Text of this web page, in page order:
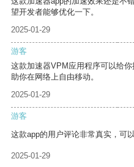
望开发者能够优化一下。
2025-01-29
游客
这款加速器VPM应用程序可以给
助你在网络上自由移动。
2025-01-29
游客
这款app的用户评论非常真实，可
2025-01-29